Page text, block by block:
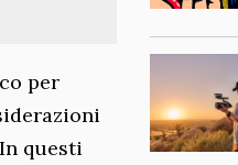
per
questi